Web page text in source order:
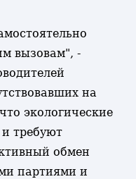
вызовам", -
на
экологические
требуют
обмен
партиями и